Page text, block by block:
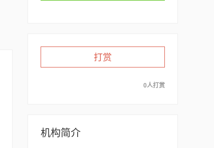
打赏
0人打赏
机构简介